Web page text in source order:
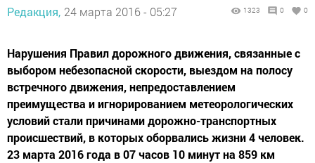
Редакция, 24 марта 2016 - 05:27 1323 0 0
Нарушения Правил дорожного движения, связанные с
выбором небезопасной скорости, выездом на полосу
встречного движения, непредоставлением
преимущества и игнорированием метеорологических
условий стали причинами дорожно-транспортных
происшествий, в которых оборвались жизни 4 человек.
23 марта 2016 года в 07 часов 10 минут на 859 км